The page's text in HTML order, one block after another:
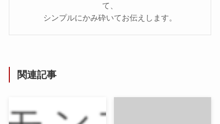
て、
シンプルにかみ砕いてお伝えします。
関連記事